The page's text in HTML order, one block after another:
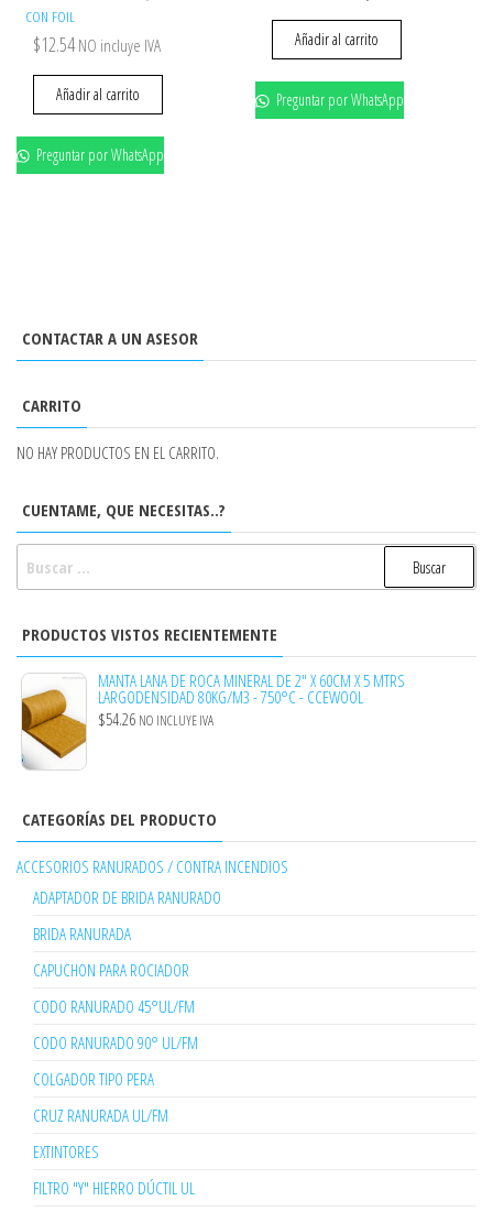
CON FOIL
$12.54 NO incluye IVA
Añadir al carrito
Preguntar por WhatsApp
Añadir al carrito
Preguntar por WhatsApp
CONTACTAR A UN ASESOR
CARRITO
NO HAY PRODUCTOS EN EL CARRITO.
CUENTAME, QUE NECESITAS..?
PRODUCTOS VISTOS RECIENTEMENTE
MANTA LANA DE ROCA MINERAL DE 2" X 60CM X 5 MTRS
LARGODENSIDAD 80KG/M3 - 750°C - CCEWOOL
$54.26 NO INCLUYE IVA
CATEGORÍAS DEL PRODUCTO
ACCESORIOS RANURADOS / CONTRA INCENDIOS
ADAPTADOR DE BRIDA RANURADO
BRIDA RANURADA
CAPUCHON PARA ROCIADOR
CODO RANURADO 45°UL/FM
CODO RANURADO 90° UL/FM
COLGADOR TIPO PERA
CRUZ RANURADA UL/FM
EXTINTORES
FILTRO "Y" HIERRO DÚCTIL UL